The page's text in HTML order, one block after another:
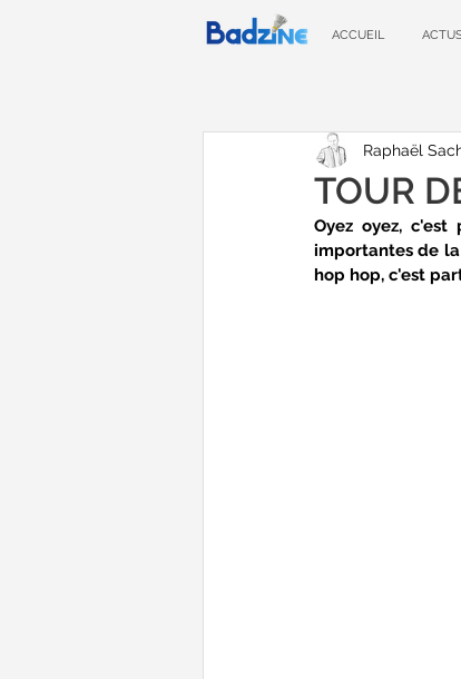
ACCUEIL
TOUR
Raphaël
Oyez oyez,
importantes de
hop hop, c'est